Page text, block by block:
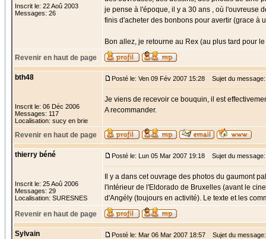
Inscrit le: 22 Aoû 2003
Messages: 26
je pense à l'époque, il y a 30 ans , où l'ouvreuse
finis d'acheter des bonbons pour avertir (grace à
Bon allez, je retourne au Rex (au plus tard pour
Revenir en haut de page
bth48
Inscrit le: 06 Déc 2006
Messages: 117
Localisation: sucy en brie
Posté le: Ven 09 Fév 2007 15:28 Sujet du message:
Je viens de recevoir ce bouquin, il est
A recommander.
Revenir en haut de page
thierry béné
Inscrit le: 25 Aoû 2006
Messages: 29
Localisation: SURESNES
Posté le: Lun 05 Mar 2007 19:18 Sujet du message:
Il y a dans cet ouvrage des photos du gaumont
l'intérieur de l'Eldorado de Bruxelles (avant le
d'Angély (toujours en activité). Le texte et les
Revenir en haut de page
Sylvain Posté le: Mar 06 Mar 2007 18:57 Sujet du message: